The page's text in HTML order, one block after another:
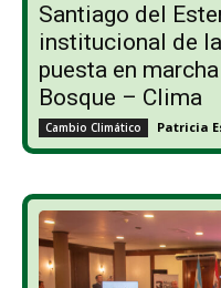
Santiago del
institucional de
puesta en
Bosque – Clima
Cambio Climático Patricia